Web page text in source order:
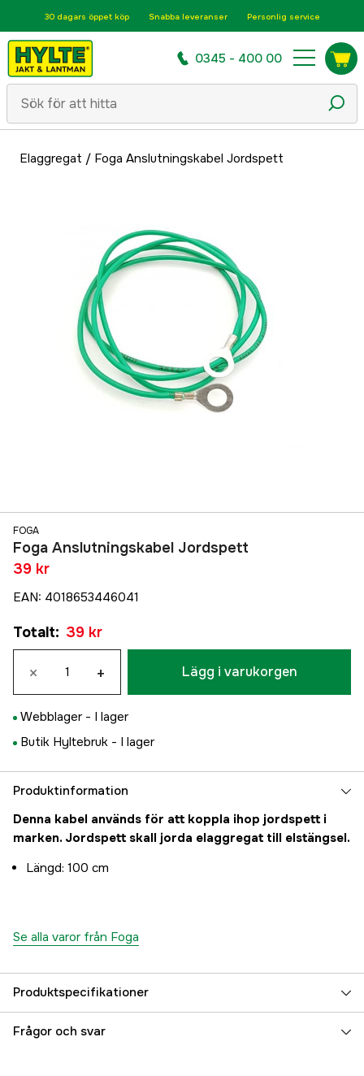
30 dagars öppet köp Snabba leveranser Personlig service
0345 - 400 00
Elaggregat / Foga Anslutningskabel Jordspett
FOGA
Foga Anslutningskabel Jordspett
39 kr
EAN: 4018653446041
Totalt: 39 kr
× + Lägg i varukorgen
Webblager - I lager
Butik Hyltebruk - I lager
Produktinformation
Denna kabel används för att koppla ihop jordspett i
marken. Jordspett skall jorda elaggregat till elstängsel.
Längd: 100 cm
Se alla varor från Foga
Produktspecifikationer
Referensnummer 3000001648
Frågor och svar